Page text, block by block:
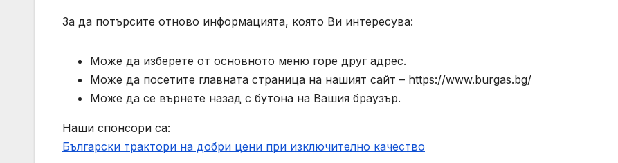
За да потърсите отново информацията, която Ви интересува:
Може да изберете от основното меню горе друг адрес.
Може да посетите главната страница на нашият сайт – https://www.burgas.bg/
Може да се върнете назад с бутона на Вашия браузър.
Наши спонсори са:
Български трактори на добри цени при изключително качество